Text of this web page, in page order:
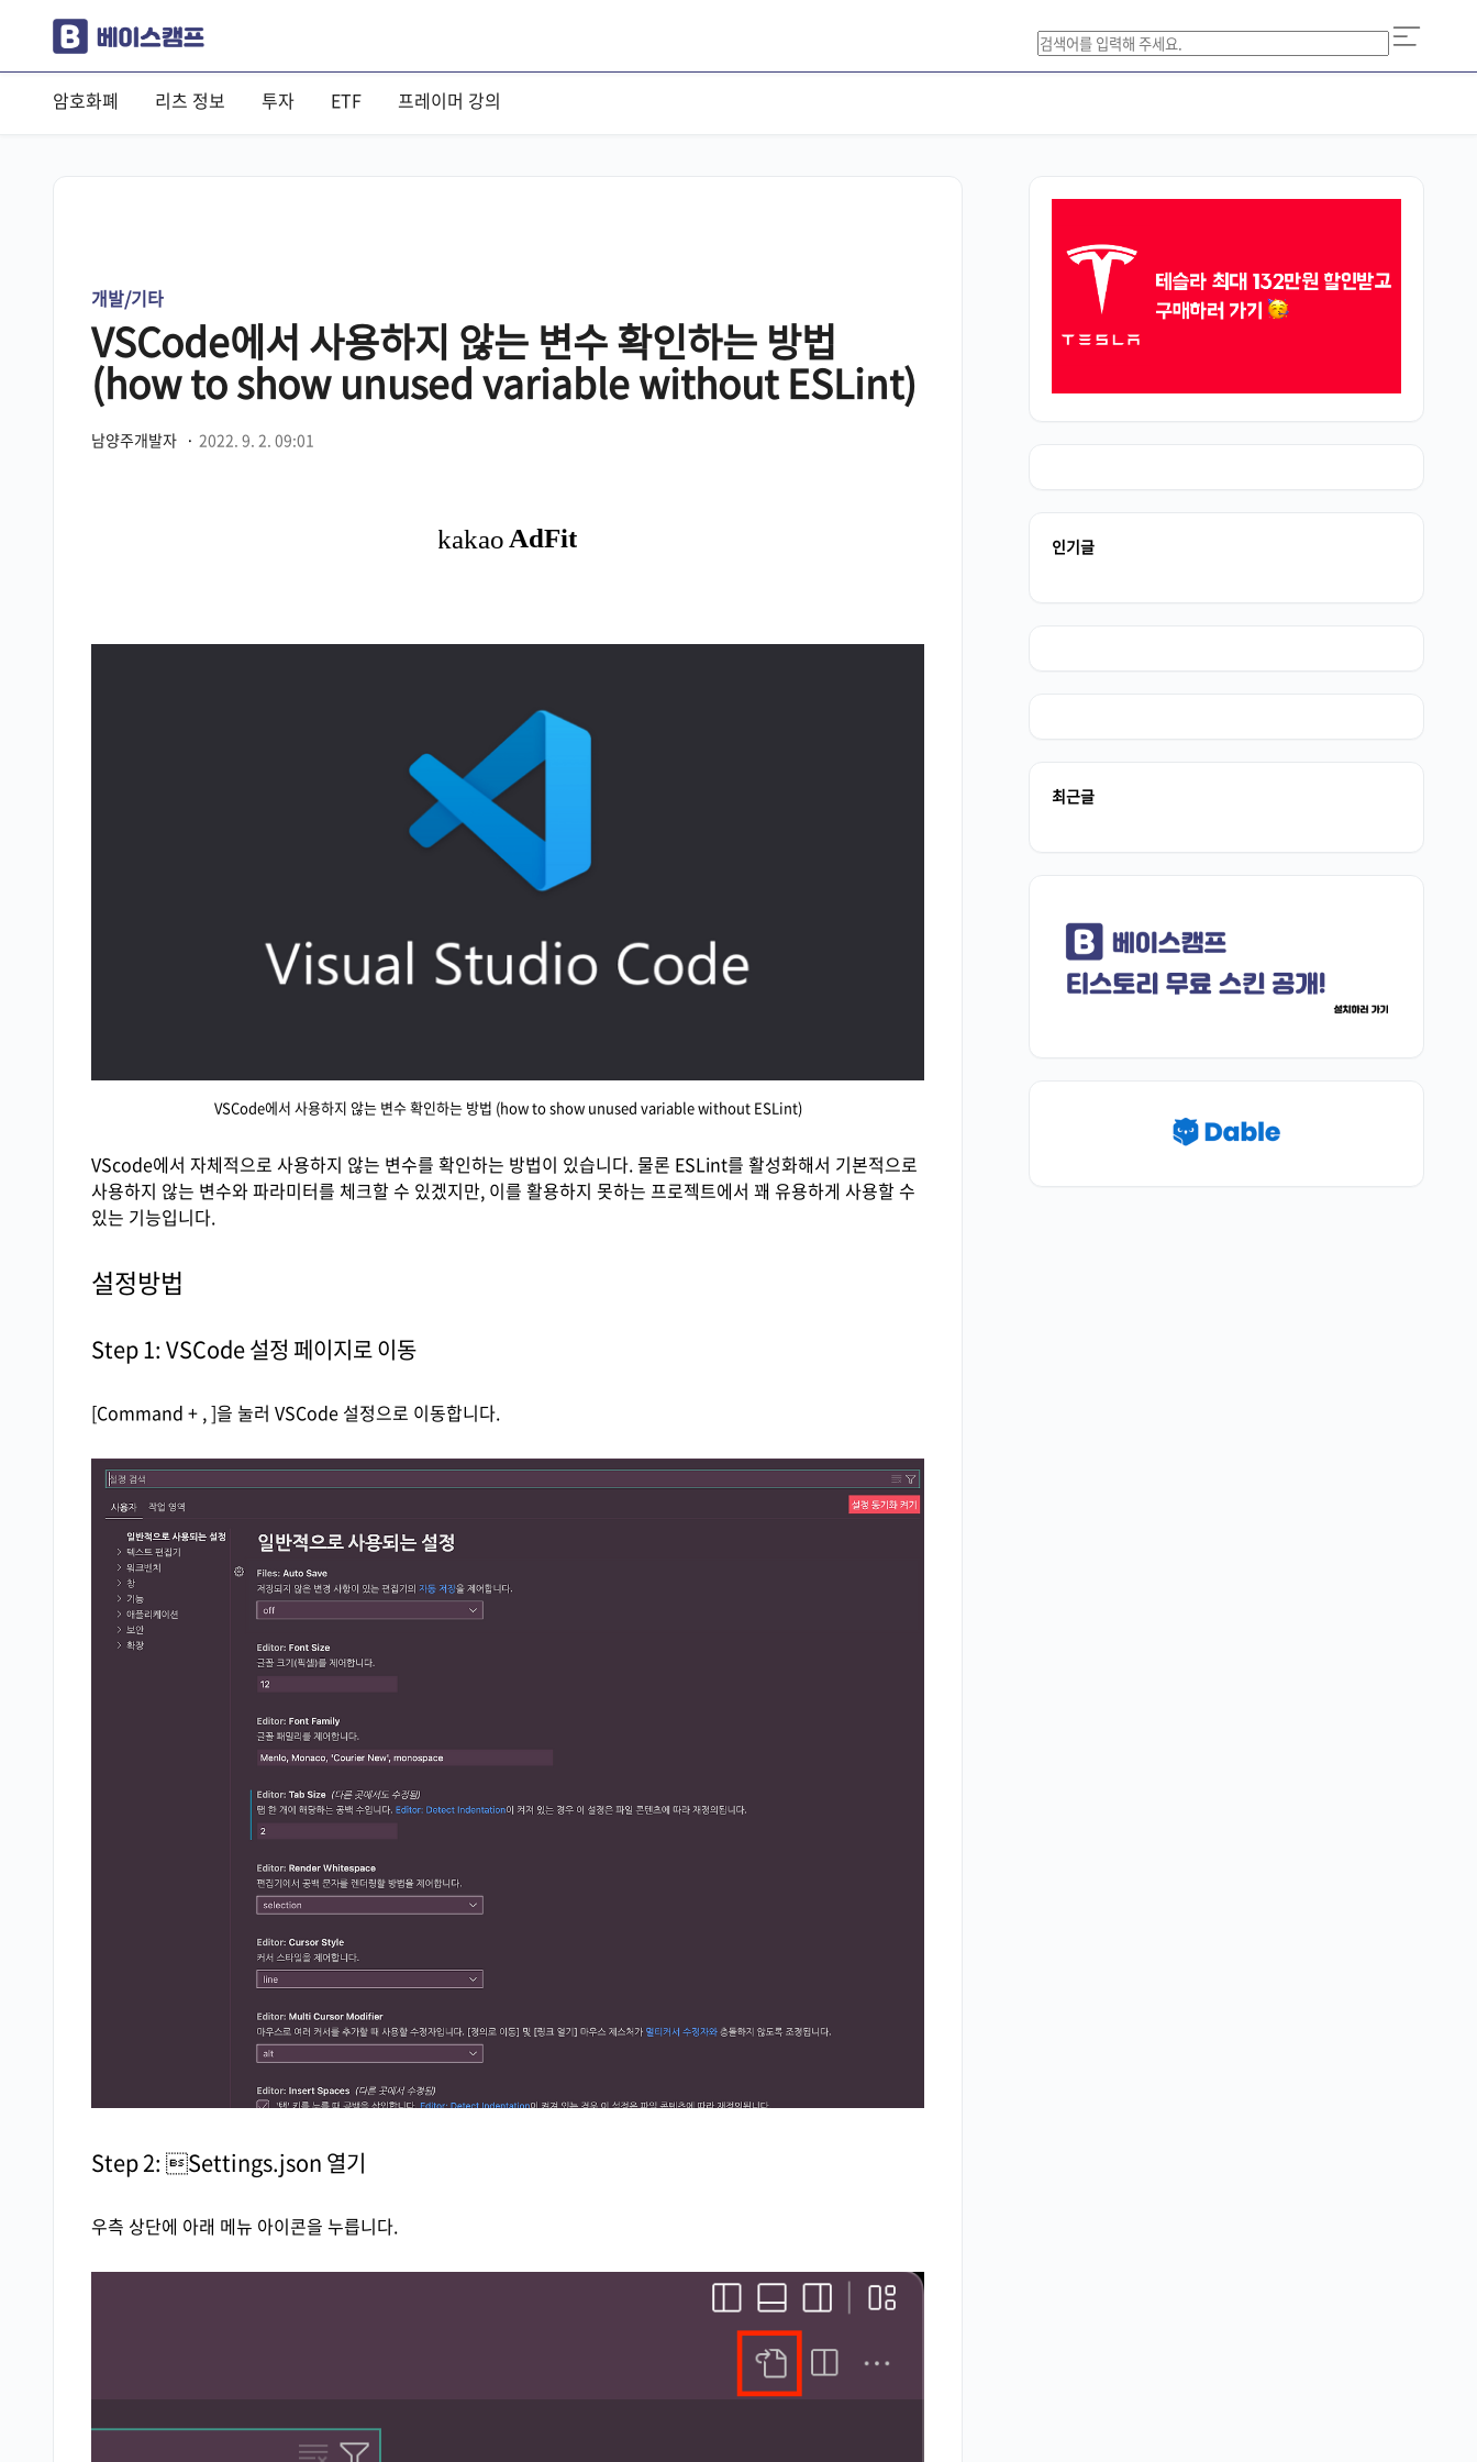
암호화폐 리츠 정보 투자 ETF 프레이머 강의
개발/기타
VSCode에서 사용하지 않는 변수 확인하는 방법
(how to show unused variable without ESLint)
남양주개발자 · 2022. 9. 2. 09:01
VSCode에서 사용하지 않는 변수 확인하는 방법 (how to show unused variable without ESLint)
VScode에서 자체적으로 사용하지 않는 변수를 확인하는 방법이 있습니다. 물론 ESLint를 활성화해서 기본적으로
사용하지 않는 변수와 파라미터를 체크할 수 있겠지만, 이를 활용하지 못하는 프로젝트에서 꽤 유용하게 사용할 수
있는 기능입니다.
설정방법
Step 1: VSCode 설정 페이지로 이동
[Command + , ]을 눌러 VSCode 설정으로 이동합니다.
Step 2: Settings.json 열기
우측 상단에 아래 메뉴 아이콘을 누릅니다.
인기글
최근글